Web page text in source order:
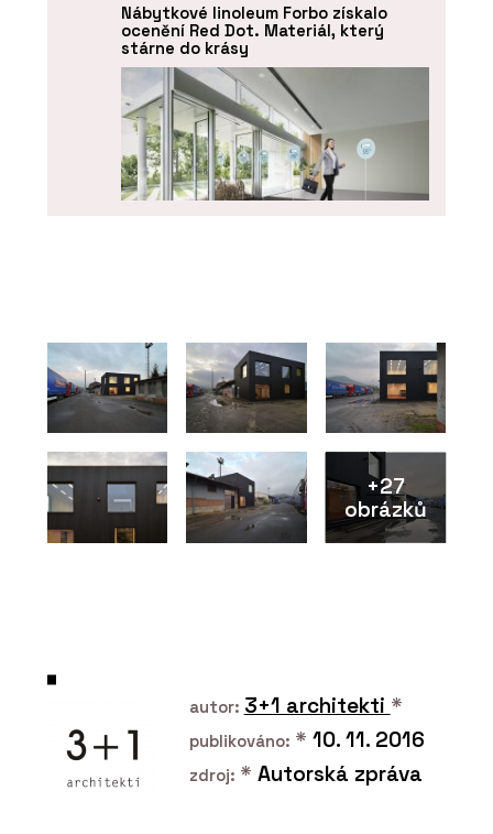
Nábytkové linoleum Forbo získalo
ocenění Red Dot. Materiál, který
stárne do krásy
Flooring Systems
první republiky
+27
obrázků
autor: 3+1 architekti *
publikováno: * 10. 11. 2016
zdroj: * Autorská zpráva